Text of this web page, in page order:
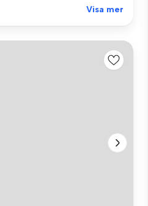
Visa mer